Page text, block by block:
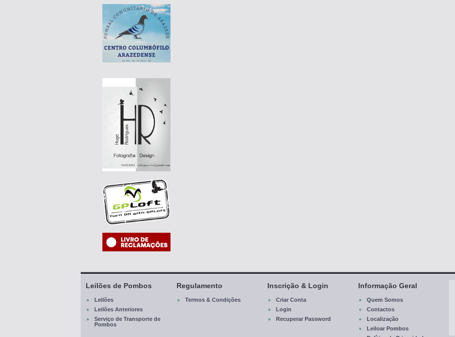
Leilões de Pombos
Leilões
Leilões Anteriores
Serviço de Transporte de
Pombos
Regulamento
Termos & Condições
Inscrição & Login
Criar Conta
Login
Recuperar Password
Informação Geral
Quem Somos
Contactos
Localização
Leiloar Pombos